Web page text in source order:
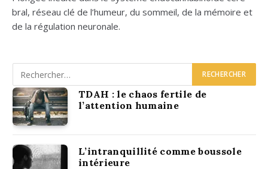
bral, réseau clé de l’humeur, du som­meil, de la mémoire et
de la régu­la­tion neu­ro­nale.
TDAH : le chaos fertile de
l’attention humaine
L’intranquillité comme boussole
intérieure